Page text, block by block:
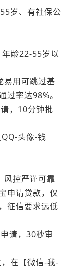
岁、有社保公
龄22-55岁以
易用可跳过基
过率达98%。
，10分钟批
头像-钱
风控严谨可靠
申请贷款，仅
征信要求远低
请，30秒审
在【微信-我-